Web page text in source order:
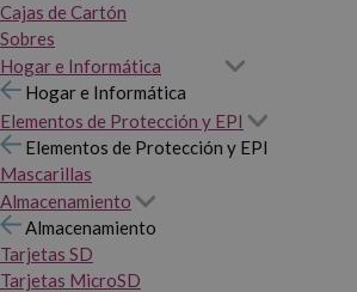
Cajas de Cartón
Sobres
Hogar e Informática
Hogar e Informática
Elementos de Protección y EPI
Elementos de Protección y EPI
Mascarillas
Almacenamiento
Almacenamiento
Tarjetas SD
Tarjetas MicroSD